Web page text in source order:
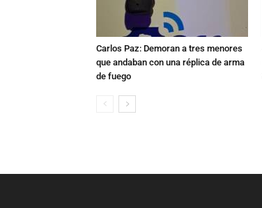
Carlos Paz: Demoran a tres menores
que andaban con una réplica de arma
de fuego